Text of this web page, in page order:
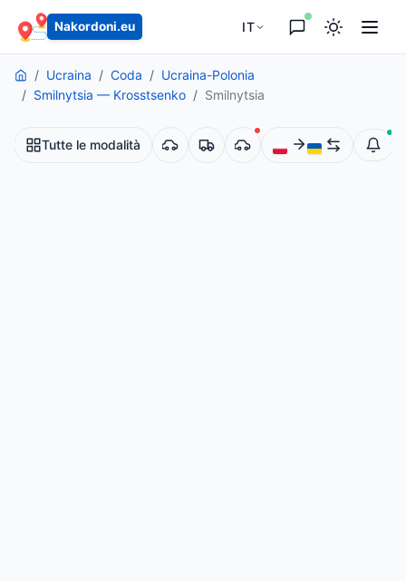
Nakordoni.eu IT
principale
Ucraina Coda
Ucraina-Polonia
Smilnytsia — Krosstsenko
Smilnytsia
Tutte le modalità